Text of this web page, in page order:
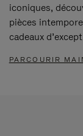
iconiques,
pièces
cadeaux
PARCOURIR